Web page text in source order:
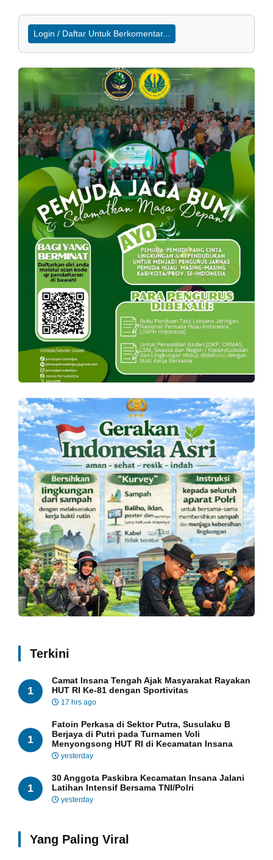
Login / Daftar Untuk Berkomentar...
Terkini
1
Camat Insana Tengah Ajak Masyarakat Rayakan
HUT RI Ke-81 dengan Sportivitas
17 hrs ago
1
Fatoin Perkasa di Sektor Putra, Susulaku B
Berjaya di Putri pada Turnamen Voli
Menyongsong HUT RI di Kecamatan Insana
yesterday
1
30 Anggota Paskibra Kecamatan Insana Jalani
Latihan Intensif Bersama TNI/Polri
yesterday
Yang Paling Viral